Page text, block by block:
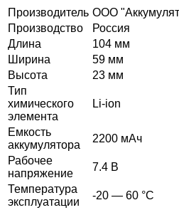
Производитель ООО
Производство
Россия
Длина
104 мм
Ширина
59 мм
Высота
23 мм
Тип
химического
элемента
Li-ion
Емкость
аккумулятора
2200 мАч
Рабочее
напряжение
7.4 В
Температура
эксплуатации
-20 — 60 °C